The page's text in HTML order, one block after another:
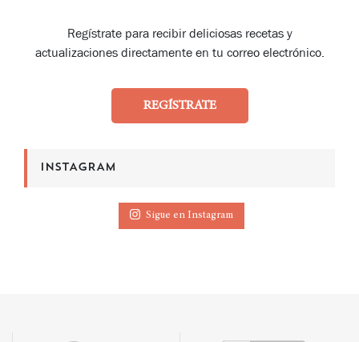
Regístrate para recibir deliciosas recetas y
actualizaciones directamente en tu correo electrónico.
REGÍSTRATE
INSTAGRAM
Sigue en Instagram